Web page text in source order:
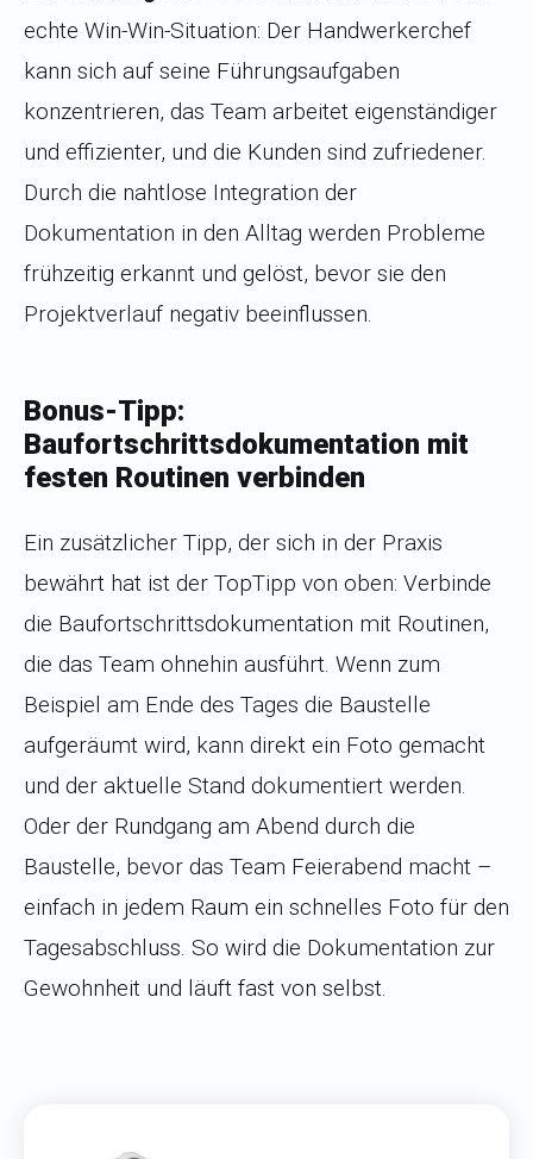
echte Win-Win-Situation: Der Handwerkerchef
kann sich auf seine Führungsaufgaben
konzentrieren, das Team arbeitet eigenständiger
und effizienter, und die Kunden sind zufriedener.
Durch die nahtlose Integration der
Dokumentation in den Alltag werden Probleme
frühzeitig erkannt und gelöst, bevor sie den
Projektverlauf negativ beeinflussen.
Bonus-Tipp:
Baufortschrittsdokumentation mit
festen Routinen verbinden
Ein zusätzlicher Tipp, der sich in der Praxis
bewährt hat ist der TopTipp von oben: Verbinde
die Baufortschrittsdokumentation mit Routinen,
die das Team ohnehin ausführt. Wenn zum
Beispiel am Ende des Tages die Baustelle
aufgeräumt wird, kann direkt ein Foto gemacht
und der aktuelle Stand dokumentiert werden.
Oder der Rundgang am Abend durch die
Baustelle, bevor das Team Feierabend macht –
einfach in jedem Raum ein schnelles Foto für den
Tagesabschluss. So wird die Dokumentation zur
Gewohnheit und läuft fast von selbst.